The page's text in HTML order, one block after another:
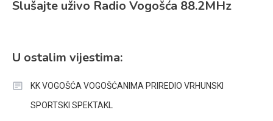
Slušajte uživo Radio Vogošća 88.2MHz
U ostalim vijestima:
KK VOGOŠĆA VOGOŠĆANIMA PRIREDIO VRHUNSKI
SPORTSKI SPEKTAKL